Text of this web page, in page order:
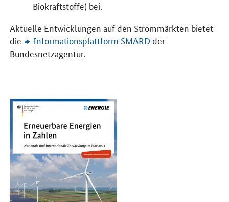
Biokraftstoffe) bei.
Aktuelle Entwicklungen auf den Strommärkten bietet
die
Informationsplattform SMARD der
Bundesnetzagentur.
Öffnet PDF "Erneuerbare Energien in Zahlen" in neuem Fenster.